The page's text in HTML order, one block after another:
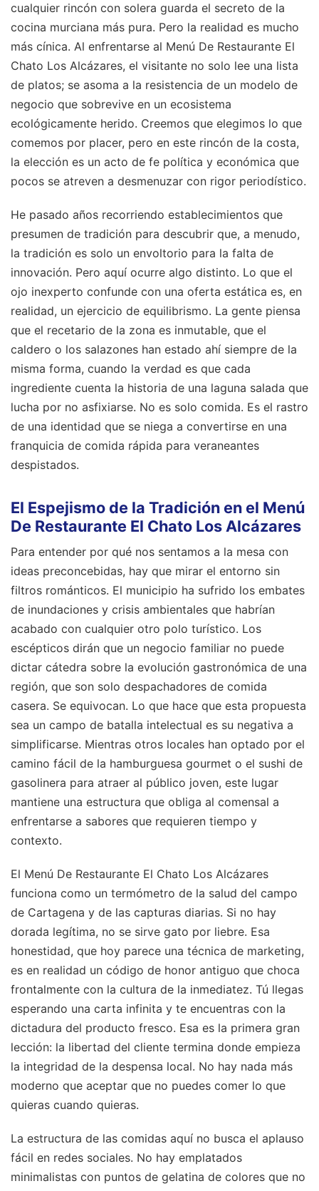
cualquier rincón con solera guarda el secreto de la
cocina murciana más pura. Pero la realidad es mucho
más cínica. Al enfrentarse al Menú De Restaurante El
Chato Los Alcázares, el visitante no solo lee una lista
de platos; se asoma a la resistencia de un modelo de
negocio que sobrevive en un ecosistema
ecológicamente herido. Creemos que elegimos lo que
comemos por placer, pero en este rincón de la costa,
la elección es un acto de fe política y económica que
pocos se atreven a desmenuzar con rigor periodístico.
He pasado años recorriendo establecimientos que
presumen de tradición para descubrir que, a menudo,
la tradición es solo un envoltorio para la falta de
innovación. Pero aquí ocurre algo distinto. Lo que el
ojo inexperto confunde con una oferta estática es, en
realidad, un ejercicio de equilibrismo. La gente piensa
que el recetario de la zona es inmutable, que el
caldero o los salazones han estado ahí siempre de la
misma forma, cuando la verdad es que cada
ingrediente cuenta la historia de una laguna salada que
lucha por no asfixiarse. No es solo comida. Es el rastro
de una identidad que se niega a convertirse en una
franquicia de comida rápida para veraneantes
despistados.
El Espejismo de la Tradición en el Menú
De Restaurante El Chato Los Alcázares
Para entender por qué nos sentamos a la mesa con
ideas preconcebidas, hay que mirar el entorno sin
filtros románticos. El municipio ha sufrido los embates
de inundaciones y crisis ambientales que habrían
acabado con cualquier otro polo turístico. Los
escépticos dirán que un negocio familiar no puede
dictar cátedra sobre la evolución gastronómica de una
región, que son solo despachadores de comida
casera. Se equivocan. Lo que hace que esta propuesta
sea un campo de batalla intelectual es su negativa a
simplificarse. Mientras otros locales han optado por el
camino fácil de la hamburguesa gourmet o el sushi de
gasolinera para atraer al público joven, este lugar
mantiene una estructura que obliga al comensal a
enfrentarse a sabores que requieren tiempo y
contexto.
El Menú De Restaurante El Chato Los Alcázares
funciona como un termómetro de la salud del campo
de Cartagena y de las capturas diarias. Si no hay
dorada legítima, no se sirve gato por liebre. Esa
honestidad, que hoy parece una técnica de marketing,
es en realidad un código de honor antiguo que choca
frontalmente con la cultura de la inmediatez. Tú llegas
esperando una carta infinita y te encuentras con la
dictadura del producto fresco. Esa es la primera gran
lección: la libertad del cliente termina donde empieza
la integridad de la despensa local. No hay nada más
moderno que aceptar que no puedes comer lo que
quieras cuando quieras.
La estructura de las comidas aquí no busca el aplauso
fácil en redes sociales. No hay emplatados
minimalistas con puntos de gelatina de colores que no